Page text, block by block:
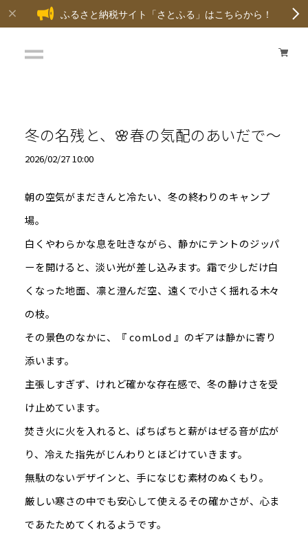
ふるさと納税サイト「さとふる」はこちらから！
冬の名残と、🌸春の気配のあいだで～
2026/02/27 10:00
朝の空気がまだきんと冷たい、冬の終わりのキャンプ
場。
白くやわらかな息を吐きながら、静かにテントのジッパ
ーを開けると、淡い光が差し込みます。霜で少しだけ白
くなった地面、凛と澄んだ空、遠くで小さく揺れる木々
の枝。
その景色のなかに、『 comLod 』のギアは静かに寄り
添います。
主張しすぎず、けれど確かな存在感で、冬の静けさを受
け止めています。
焚き火に火を入れると、ぱちぱちと薪がはぜる音が広が
り、冷えた指先がじんわりとほどけていきます。
無駄のないデザインと、手になじむ素材のぬくもり。
厳しい寒さの中でも安心して使えるその確かさが、心ま
であたためてくれるようです。